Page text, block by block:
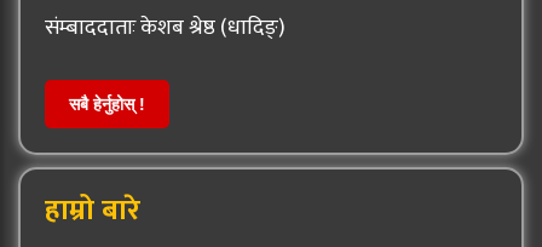
संम्बाददाताः केशब श्रेष्ठ (धादिङ्)
सबै हेर्नुहोस् !
हाम्रो बारे